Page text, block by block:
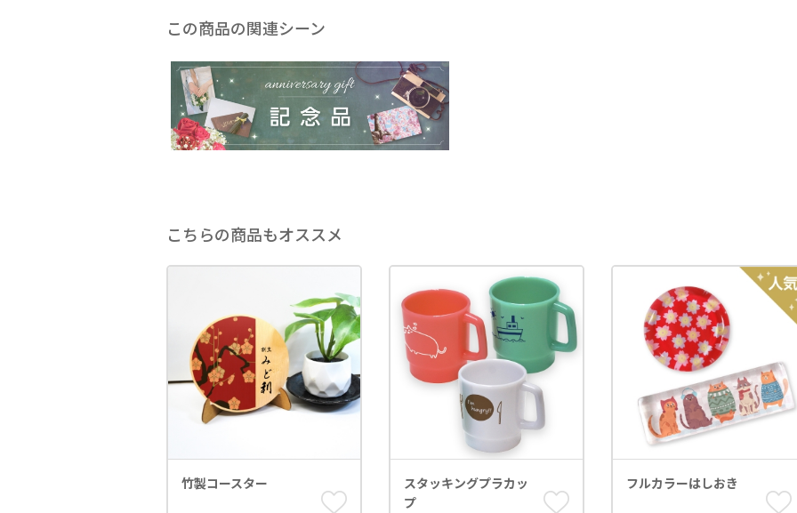
この商品の関連シーン
こちらの商品もオススメ
竹製コースター
スタッキングプラカッ
プ
フルカラーはしおき